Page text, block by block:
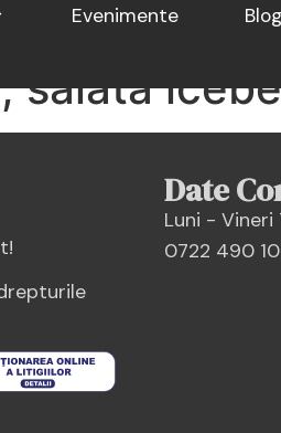
Evenimente Blog
salată
Date
Luni - Vineri
0722 490